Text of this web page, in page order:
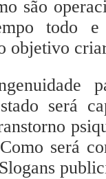
são
todo e
objetivo
será
Como será